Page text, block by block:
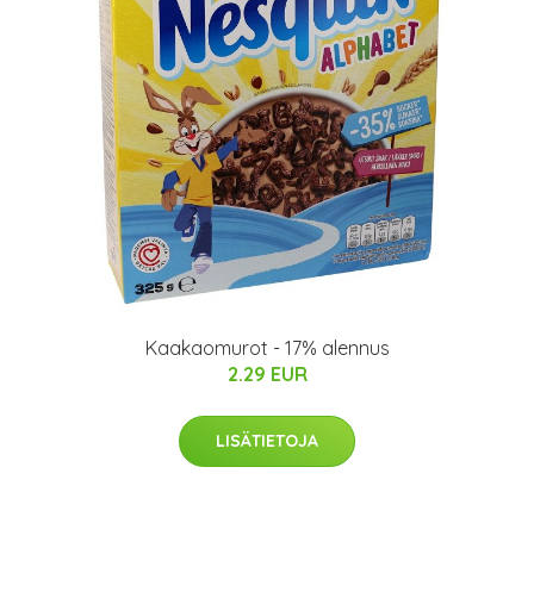
Kaakaomurot - 17% alennus
2.29 EUR
LISÄTIETOJA